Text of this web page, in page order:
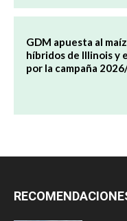
GDM apuesta al
híbridos de Illinois y
por la campaña